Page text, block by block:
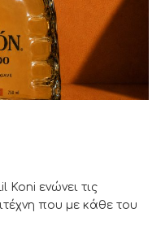
Koni ενώνει τις
που με κάθε του